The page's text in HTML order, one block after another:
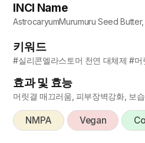
INCI Name
AstrocaryumMurumuru Seed
키워드
#실리콘엘라스토머 천연 대체제 #
효과 및 효능
머릿결 매끄러움, 피부장벽강화, 보습
NMPA Vegan